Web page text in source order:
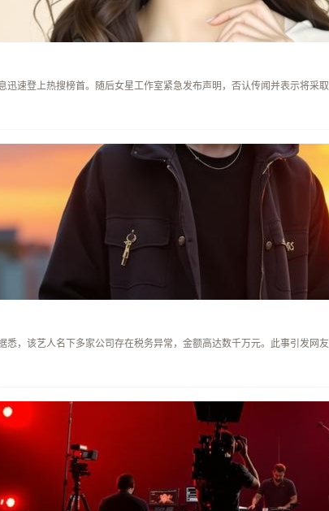
速登上热搜榜首。随后女星工作室紧急发布声明，否认传闻并表示将采取
，该艺人名下多家公司存在税务异常，金额高达数千万元。此事引发网友